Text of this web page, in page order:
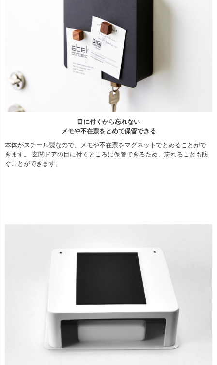
目に付くから忘れない
メモや不在票をとめて保管できる
本体がスチール製なので、メモや不在票をマグネットでとめることがで
きます。 玄関ドアの目に付くところに保管できるため、忘れることも防
ぐことができます。